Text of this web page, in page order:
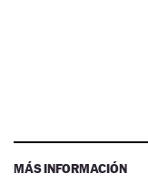
MÁS INFORMACIÓN